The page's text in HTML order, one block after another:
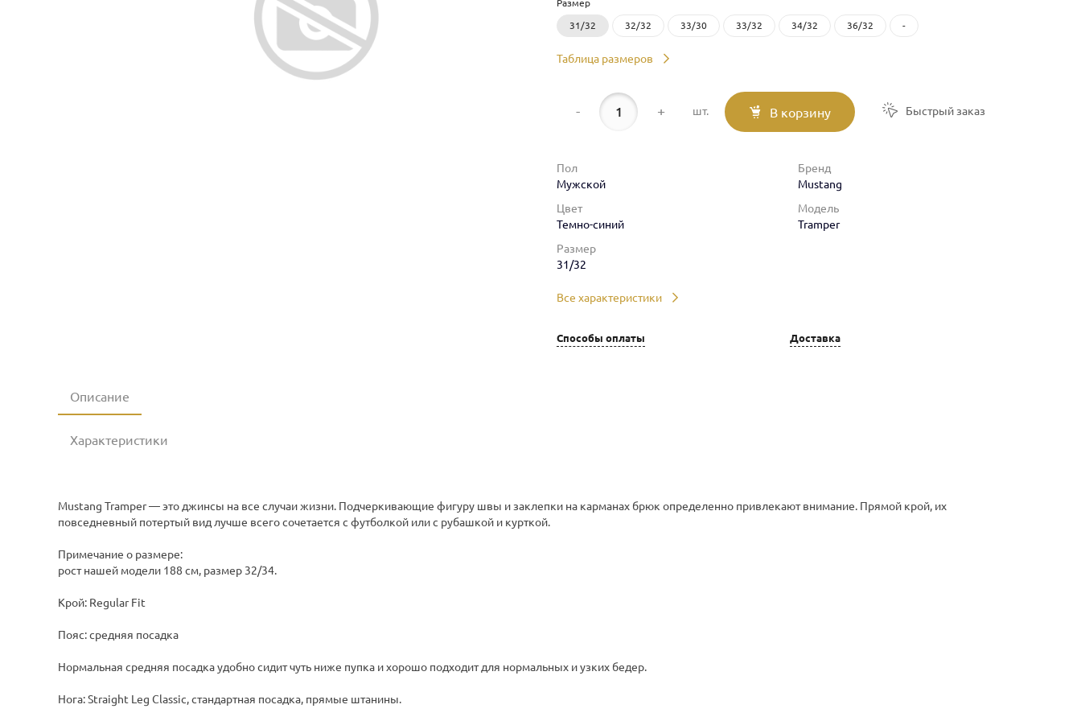
Размер
31/32 32/32 33/30 33/32 34/32 36/32 -
Таблица размеров
- + шт. В корзину Быстрый заказ
Пол
Мужской
Бренд
Mustang
Цвет
Темно-синий
Модель
Tramper
Размер
31/32
Все характеристики
Способы оплаты Доставка
Описание
Характеристики
Mustang Tramper — это джинсы на все случаи жизни. Подчеркивающие фигуру швы и заклепки на карманах брюк определенно привлекают внимание. Прямой крой, их
повседневный потертый вид лучше всего сочетается с футболкой или с рубашкой и курткой.
Примечание о размере:
рост нашей модели 188 см, размер 32/34.
Крой: Regular Fit
Пояс: средняя посадка
Нормальная средняя посадка удобно сидит чуть ниже пупка и хорошо подходит для нормальных и узких бедер.
Нога: Straight Leg Classic, стандартная посадка, прямые штанины.